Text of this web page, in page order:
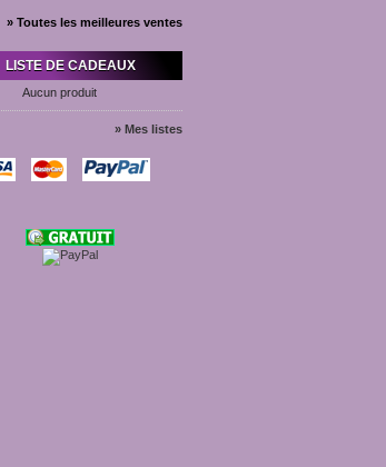
» Toutes les meilleures ventes
LISTE DE CADEAUX
Aucun produit
» Mes listes